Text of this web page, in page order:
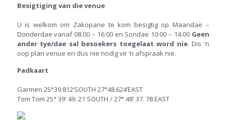
Besigtiging van die venue
U is welkom om Zakopane te kom besigtig op Maandae –
Donderdae vanaf 08:00 – 16:00 en Sondae 10:00 – 14:00 Geen
ander tye/dae sal besoekers toegelaat word nie. Dis ‘n
oop plan venue en dus nie nodig vir ‘n afspraak nie.
Padkaart
Garmen 25°39.812’SOUTH 27°48.624’EAST
Tom Tom 25° 39' 49. 21 SOUTH / 27° 48' 37. 78 EAST